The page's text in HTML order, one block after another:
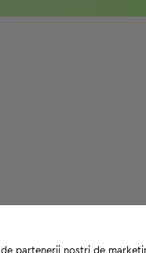
partenerii noștri de